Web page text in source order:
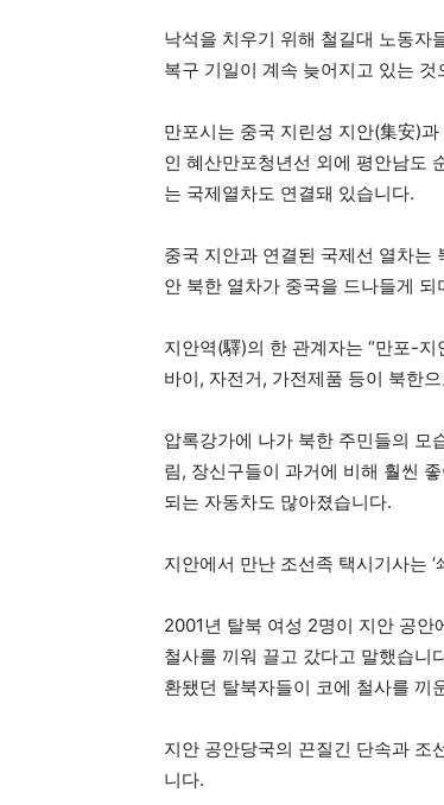
낙석을 치우기 위해 철길대 노동자
복구 기일이 계속 늦어지고 있는 것
만포시는 중국 지린성 지안(集安)
인 혜산만포청년선 외에 평안남도
는 국제열차도 연결돼 있습니다.
중국 지안과 연결된 국제선 열차는
안 북한 열차가 중국을 드나들게
지안역(驛)의 한 관계자는 “만포-
바이, 자전거, 가전제품 등이 북한
압록강가에 나가 북한 주민들의 모
림, 장신구들이 과거에 비해 훨씬
되는 자동차도 많아졌습니다.
지안에서 만난 조선족 택시기사는
2001년 탈북 여성 2명이 지안 공안
철사를 끼워 끌고 갔다고 말했습니
환됐던 탈북자들이 코에 철사를 끼
지안 공안당국의 끈질긴 단속과 조
니다.